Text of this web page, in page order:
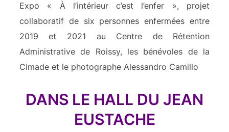
Expo « À l’intérieur c’est l’enfer », projet
collaboratif de six personnes enfermées entre
2019 et 2021 au Centre de Rétention
Administrative de Roissy, les bénévoles de la
Cimade et le photographe Alessandro Camillo
DANS LE HALL DU JEAN
EUSTACHE